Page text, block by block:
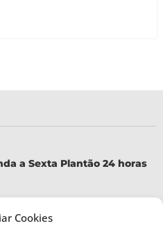
Cookies
a Sexta Plantão 24 horas